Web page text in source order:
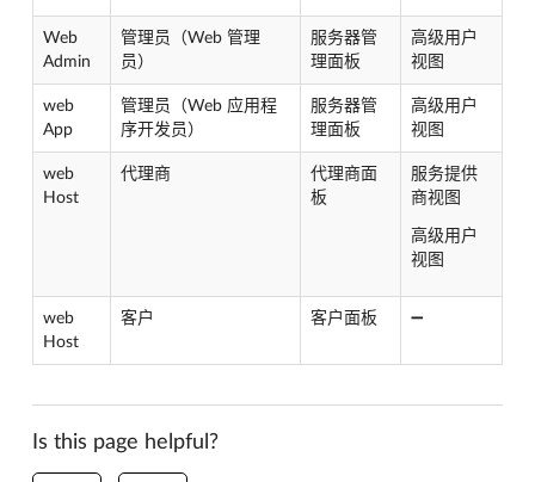
Web
Admin
管理员（Web 管理
员）
服务器管
理面板
高级用户
视图
web
App
管理员（Web 应用程
序开发员）
服务器管
理面板
高级用户
视图
web
Host
代理商
代理商面
板
服务提供
商视图
高级用户
视图
web
Host
客户 客户面板 ➖
Is this page helpful?